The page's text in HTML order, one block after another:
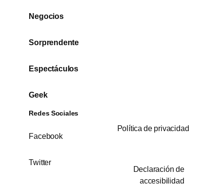
Negocios
Sorprendente
Espectáculos
Geek
Redes Sociales
Facebook
Twitter
Política de privacidad
Declaración de
accesibilidad